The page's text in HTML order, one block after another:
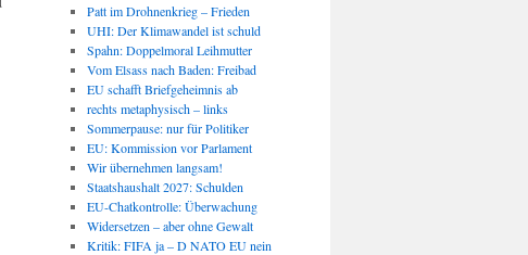
Patt im Drohnenkrieg – Frieden
UHI: Der Klimawandel ist schuld
Spahn: Doppelmoral Leihmutter
Vom Elsass nach Baden: Freibad
EU schafft Briefgeheimnis ab
rechts metaphysisch – links
Sommerpause: nur für Politiker
EU: Kommission vor Parlament
Wir übernehmen langsam!
Staatshaushalt 2027: Schulden
EU-Chatkontrolle: Überwachung
Widersetzen – aber ohne Gewalt
Kritik: FIFA ja – D NATO EU nein